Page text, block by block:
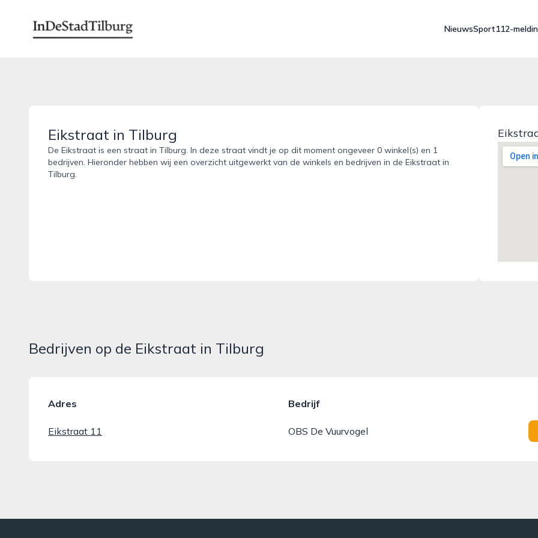
indestadtilburg.nl
NieuwsSport112-
Eikstraat in Tilburg
De Eikstraat is een straat in Tilburg. In deze straat vindt je op dit moment ongeveer 0 winkel(s) en 1
bedrijven. Hieronder hebben wij een overzicht uitgewerkt van de winkels en bedrijven in de Eikstraat in
Tilburg.
Bedrijven op de Eikstraat in Tilburg
Adres Bedrijf
Eikstraat 11 OBS De Vuurvogel